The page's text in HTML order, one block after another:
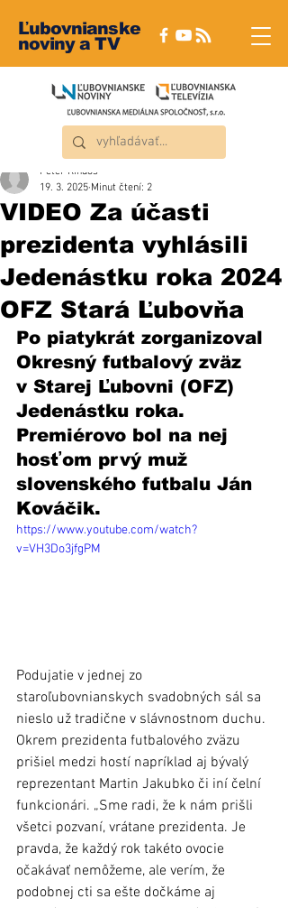
Ľubovnianske
noviny a TV
VIDEO Za účasti
prezidenta vyhlásili
Jedenástku roka 2024
OFZ Stará Ľubovňa
Peter Rindoš
19. 3. 2025 Minut čtení: 2
Po piatykrát zorganizoval
Okresný futbalový zväz
v Starej Ľubovni (OFZ)
Jedenástku roka.
Premiérovo bol na nej
hosťom prvý muž
slovenského futbalu Ján
Kováčik.
https://www.youtube.com/watch?
v=VH3Do3jfgPM
Podujatie v jednej zo
staroľubovnianskych svadobných sál sa
nieslo už tradične v slávnostnom duchu.
Okrem prezidenta futbalového zväzu
prišiel medzi hostí napríklad aj bývalý
reprezentant Martin Jakubko či iní čelní
funkcionári. „Sme radi, že k nám prišli
všetci pozvaní, vrátane prezidenta. Je
pravda, že každý rok takéto ovocie
očakávať nemôžeme, ale verím, že
podobnej cti sa ešte dočkáme aj